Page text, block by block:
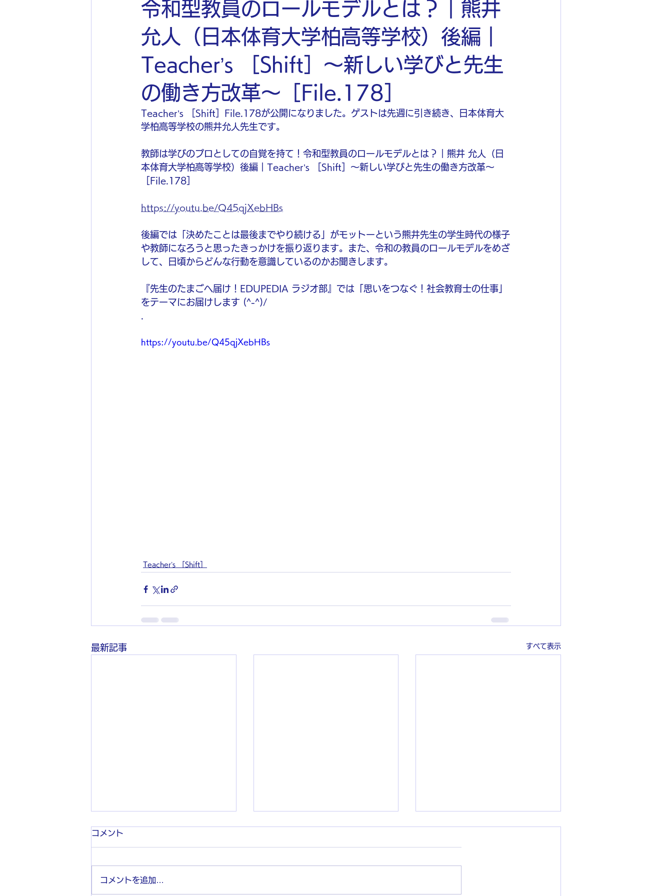
令和型教員のロールモデルとは？｜熊井
允人（日本体育大学柏高等学校）後編｜
Teacher’s ［Shift］〜新しい学びと先生
の働き方改革〜［File.178］
Teacher’s ［Shift］File.178が公開になりました。ゲストは先週に引き続き、日本体育大
学柏高等学校の熊井允人先生です。
教師は学びのプロとしての自覚を持て！令和型教員のロールモデルとは？｜熊井 允人（日
本体育大学柏高等学校）後編｜Teacher’s ［Shift］〜新しい学びと先生の働き方改革〜
［File.178］
https://youtu.be/Q45qjXebHBs
後編では「決めたことは最後までやり続ける」がモットーという熊井先生の学生時代の様子
や教師になろうと思ったきっかけを振り返ります。また、令和の教員のロールモデルをめざ
して、日頃からどんな行動を意識しているのかお聞きします。
『先生のたまごへ届け！EDUPEDIA ラジオ部』では「思いをつなぐ！社会教育士の仕事」
をテーマにお届けします (^-^)/
https://youtu.be/Q45qjXebHBs
Teacher’s ［Shift］
最新記事 すべて表示
コメント
コメントを追加…